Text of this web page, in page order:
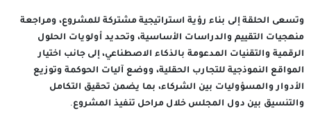
وتسعى الحلقة إلى بناء رؤية استراتيجية مشتركة للمشروع، ومراجعة
منهجيات التقييم والدراسات الأساسية، وتحديد أولويات الحلول
الرقمية والتقنيات المدعومة بالذكاء الاصطناعي، إلى جانب اختيار
المواقع النموذجية للتجارب الحقلية، ووضع آليات الحوكمة وتوزيع
الأدوار والمسؤوليات بين الشركاء، بما يضمن تحقيق التكامل
والتنسيق بين دول المجلس خلال مراحل تنفيذ المشروع.